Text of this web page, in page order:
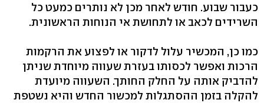
כעבור שבוע. חודש לאחר מכן לא נותרים כמעט כל
השרידים לכאב או לתחושת אי הנוחות הראשונית.
כמו כן, המכשיר עלול לדקור או לפצוע את הרקמות
הרכות ואפשר לכסותו בעזרת שעווה מיוחדת שניתן
להדביק אותה על החלק החותך. השעווה מיועדת
להקלה בזמן ההסתגלות למכשור החדש והיא נשטפת